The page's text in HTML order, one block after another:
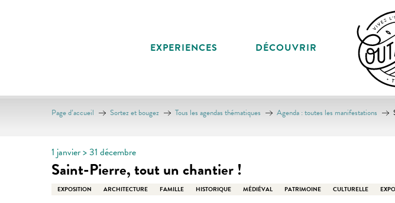
EXPERIENCES DÉCOUVRIR
Page d’accueil Sortez et bougez Tous les agendas thématiques Agenda : toutes les manifestations
1 janvier > 31 décembre
Saint-Pierre, tout un chantier !
EXPOSITION ARCHITECTURE FAMILLE HISTORIQUE MÉDIÉVAL PATRIMOINE CULTURELLE